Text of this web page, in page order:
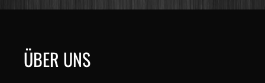
ÜBER UNS